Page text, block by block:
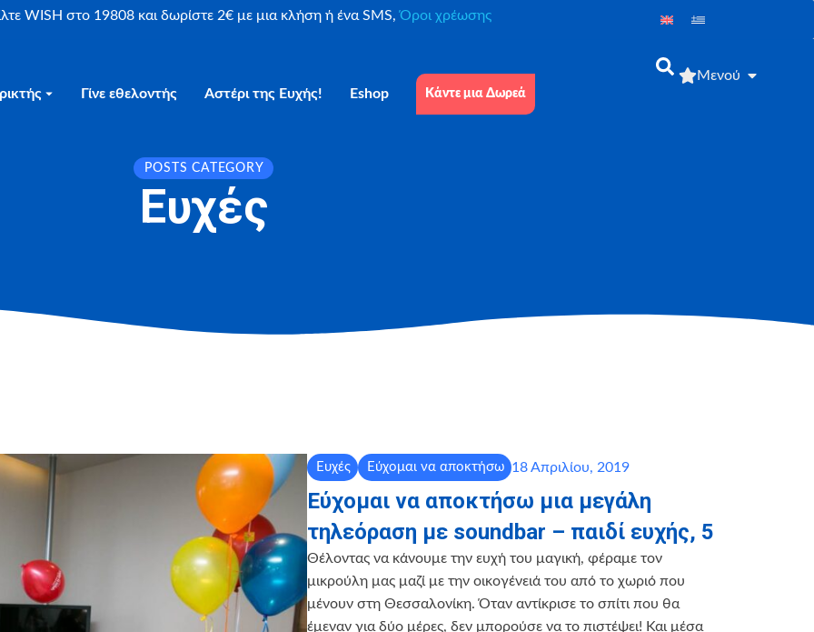
WISH στο 19808 και δωρίστε 2€ με μια κλήση ή ένα SMS,Όροι χρέωσης
Γίνε εθελοντής Αστέρι της Ευχής! Eshop Κάντε μια Δωρεά
Μενού
POSTS CATEGORY
Ευχές
Ευχές Εύχομαι να αποκτήσω 18 Απριλίου, 2019
Εύχομαι να αποκτήσω μια μεγάλη
τηλεόραση με soundbar – παιδί ευχής, 5
Θέλοντας να κάνουμε την ευχή του μαγική, φέραμε τον
μικρούλη μας μαζί με την οικογένειά του από το χωριό που
μένουν στη Θεσσαλονίκη. Όταν αντίκρισε το σπίτι που θα
έμεναν για δύο μέρες, δεν μπορούσε να το πιστέψει! Και μέσα